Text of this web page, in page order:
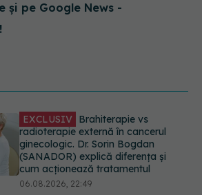
și pe Google News -
EXCLUSIV De ce unele paciente
cu cancer de col uterin nu mai ajung
la operație. Dr. Sorin Bogdan
(SANADOR): Intervenția
chirurgicală, doar în situații
particulare